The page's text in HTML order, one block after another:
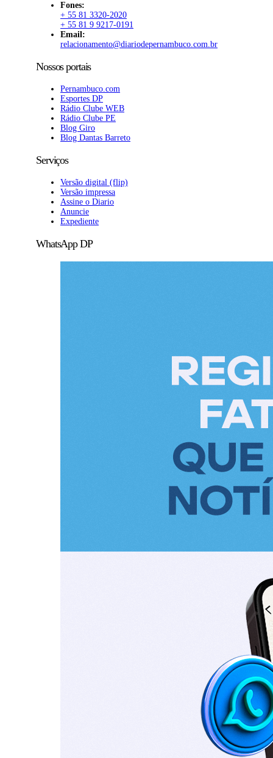
Fones:
+ 55 81 3320-2020
+ 55 81 9 9217-0191
Email:
relacionamento@diariodepernambuco.com.br
Nossos portais
Pernambuco.com
Esportes DP
Rádio Clube WEB
Rádio Clube PE
Blog Giro
Blog Dantas Barreto
Serviços
Versão digital (flip)
Versão impressa
Assine o Diario
Anuncie
Expediente
WhatsApp DP